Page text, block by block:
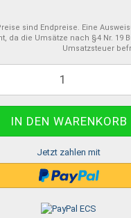
sind Endpreise. Eine
da die Umsätze nach §4 Nr. 19
Umsatzsteuer
Jetzt zahlen mit